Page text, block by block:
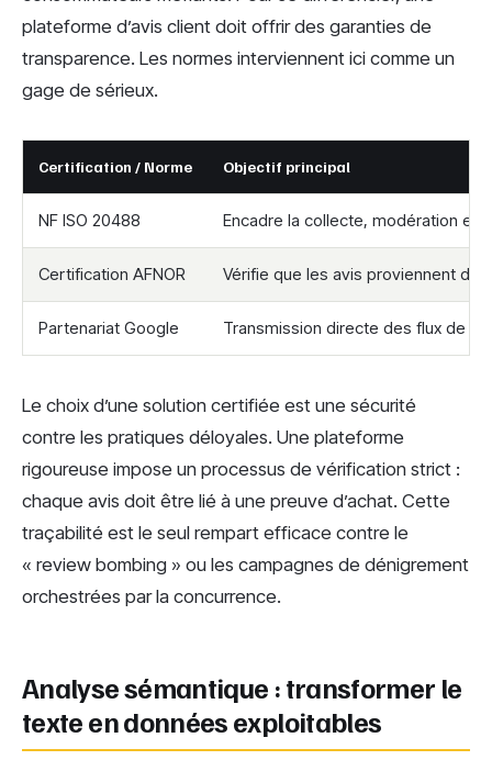
plateforme d’avis client doit offrir des garanties de
transparence. Les normes interviennent ici comme un
gage de sérieux.
Certification / Norme Objectif principal
NF ISO 20488 Encadre la collecte, modération et
Certification AFNOR Vérifie que les avis proviennent de
Partenariat Google Transmission directe des flux de
Le choix d’une solution certifiée est une sécurité
contre les pratiques déloyales. Une plateforme
rigoureuse impose un processus de vérification strict :
chaque avis doit être lié à une preuve d’achat. Cette
traçabilité est le seul rempart efficace contre le
« review bombing » ou les campagnes de dénigrement
orchestrées par la concurrence.
Analyse sémantique : transformer le
texte en données exploitables